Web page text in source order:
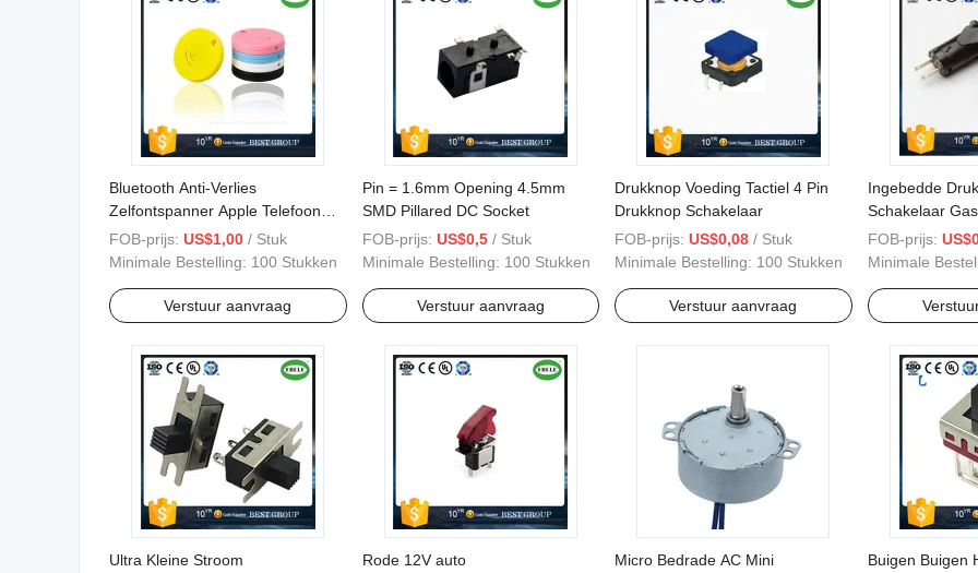
Bluetooth Anti-Verlies
Zelfontspanner Apple Telefoon
Anti-Verlies
FOB-prijs: US$1,00 / Stuk
Minimale Bestelling: 100 Stukken
Verstuur aanvraag
Pin = 1.6mm Opening 4.5mm
SMD Pillared DC Socket
FOB-prijs: US$0,5 / Stuk
Minimale Bestelling: 100 Stukken
Verstuur aanvraag
Drukknop Voeding Tactiel 4 Pin
Drukknop Schakelaar
FOB-prijs: US$0,08 / Stuk
Minimale Bestelling: 100 Stukken
Verstuur aanvraag
Ingebedde
Schakelaar
FOB-prijs:
Minimale
Ultra Kleine Stroom
Rode 12V auto
Micro Bedrade AC Mini
Buigen Buigen